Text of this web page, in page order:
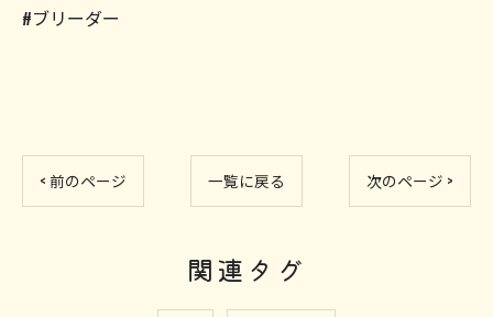
#ブリーダー
< 前のページ 一覧に戻る 次のページ >
関連タグ